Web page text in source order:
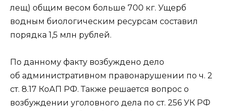
лещ) общим весом больше 700 кг. Ущерб
водным биологическим ресурсам составил
порядка 1,5 млн рублей.
По данному факту возбуждено дело
об административном правонарушении по ч. 2
ст. 8.17 КоАП РФ. Также решается вопрос о
возбуждении уголовного дела по ст. 256 УК РФ